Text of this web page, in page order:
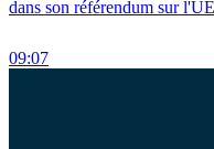
dans son référendum sur l'UE
09:07